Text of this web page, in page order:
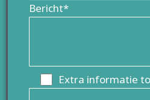
Bericht*
Extra informatie